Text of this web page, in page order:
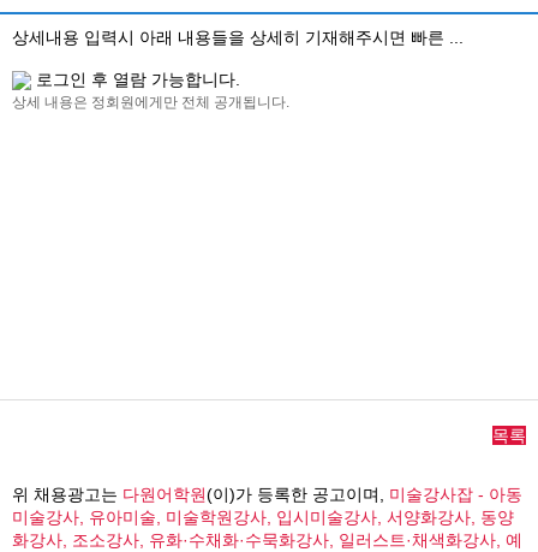
상세내용 입력시 아래 내용들을 상세히 기재해주시면 빠른 ...
로그인 후 열람 가능합니다.
상세 내용은 정회원에게만 전체 공개됩니다.
목록
위 채용광고는 다원어학원(이)가 등록한 공고이며, 미술강사잡 - 아동
미술강사, 유아미술, 미술학원강사, 입시미술강사, 서양화강사, 동양
화강사, 조소강사, 유화·수채화·수묵화강사, 일러스트·채색화강사, 예